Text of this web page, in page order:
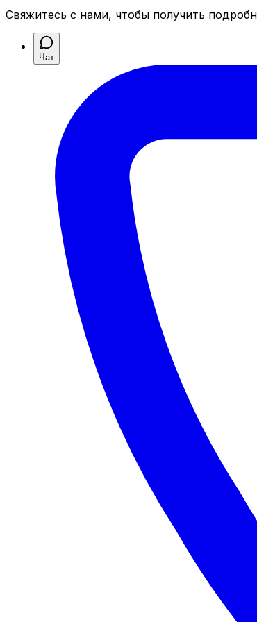
Свяжитесь с нами, чтобы получить
Чат